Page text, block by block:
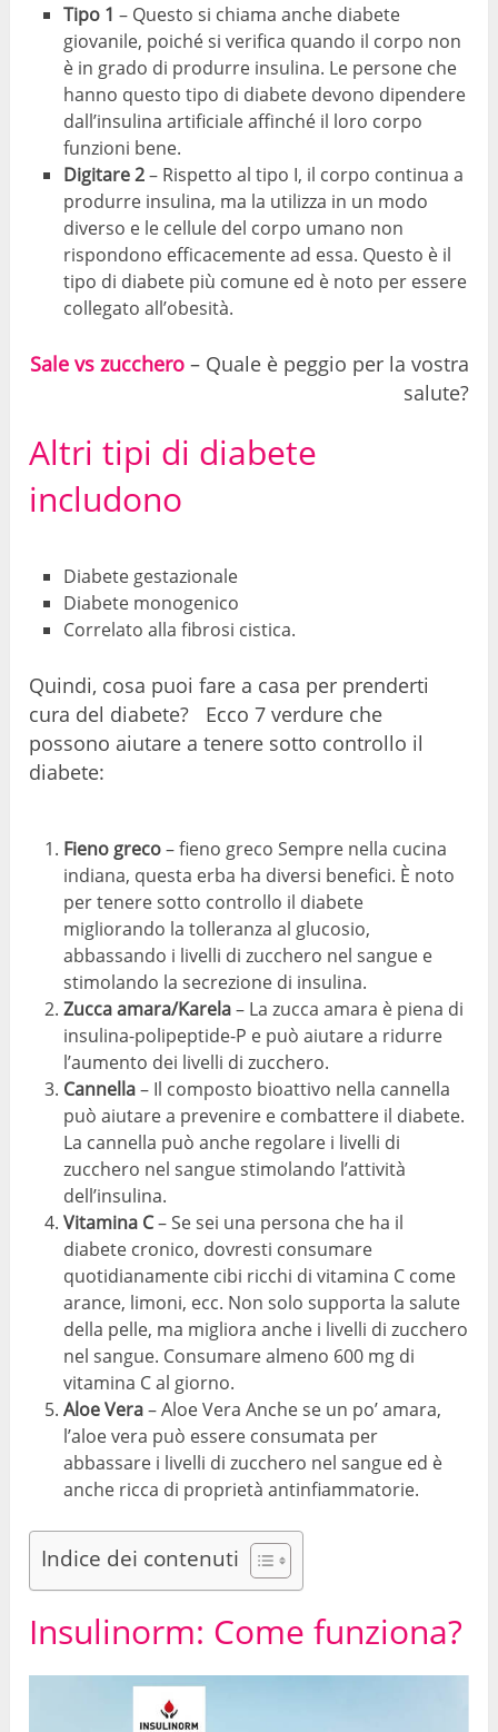
Tipo 1 – Questo si chiama anche diabete
giovanile, poiché si verifica quando il corpo non
è in grado di produrre insulina. Le persone che
hanno questo tipo di diabete devono dipendere
dall’insulina artificiale affinché il loro corpo
funzioni bene.
Digitare 2– Rispetto al tipo I, il corpo continua a
produrre insulina, ma la utilizza in un modo
diverso e le cellule del corpo umano non
rispondono efficacemente ad essa. Questo è il
tipo di diabete più comune ed è noto per essere
collegato all’obesità.
Sale vs zucchero– Quale è peggio per la vostra
salute?
Altri tipi di diabete
includono
Diabete gestazionale
Diabete monogenico
Correlato alla fibrosi cistica.
Quindi, cosa puoi fare a casa per prenderti
cura del diabete? Ecco 7 verdure che
possono aiutare a tenere sotto controllo il
diabete:
Fieno greco– fieno greco Sempre nella cucina
indiana, questa erba ha diversi benefici. È noto
per tenere sotto controllo il diabete
migliorando la tolleranza al glucosio,
abbassando i livelli di zucchero nel sangue e
stimolando la secrezione di insulina.
Zucca amara/Karela– La zucca amara è piena di
insulina-polipeptide-P e può aiutare a ridurre
l’aumento dei livelli di zucchero.
Cannella– Il composto bioattivo nella cannella
può aiutare a prevenire e combattere il diabete.
La cannella può anche regolare i livelli di
zucchero nel sangue stimolando l’attività
dell’insulina.
Vitamina C– Se sei una persona che ha il
diabete cronico, dovresti consumare
quotidianamente cibi ricchi di vitamina C come
arance, limoni, ecc. Non solo supporta la salute
della pelle, ma migliora anche i livelli di zucchero
nel sangue. Consumare almeno 600 mg di
vitamina C al giorno.
Aloe Vera– Aloe Vera Anche se un po’ amara,
l’aloe vera può essere consumata per
abbassare i livelli di zucchero nel sangue ed è
anche ricca di proprietà antinfiammatorie.
Indice dei contenuti
Insulinorm: Come funziona?